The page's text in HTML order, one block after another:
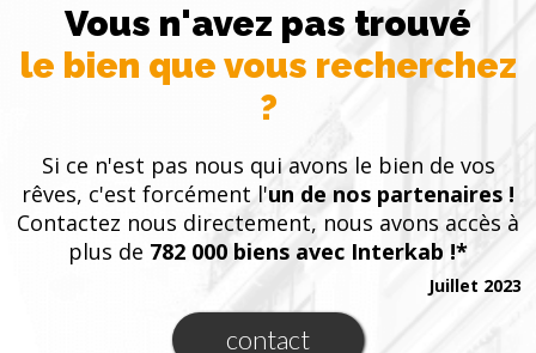
Vous n'avez pas trouvé
le bien que vous recherchez
?
Si ce n'est pas nous qui avons le bien de vos
rêves, c'est forcément l'un de nos partenaires !
Contactez nous directement, nous avons accès à
plus de 782 000 biens avec Interkab !*
contact
Juillet 2023